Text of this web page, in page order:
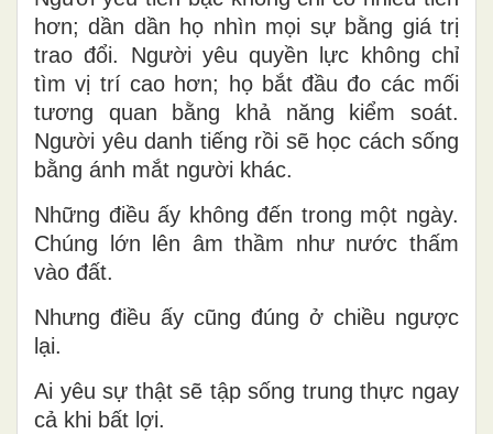
hơn; dần dần họ nhìn mọi sự bằng giá trị
trao đổi. Người yêu quyền lực không chỉ
tìm vị trí cao hơn; họ bắt đầu đo các mối
tương quan bằng khả năng kiểm soát.
Người yêu danh tiếng rồi sẽ học cách sống
bằng ánh mắt người khác.
Những điều ấy không đến trong một ngày.
Chúng lớn lên âm thầm như nước thấm
vào đất.
Nhưng điều ấy cũng đúng ở chiều ngược
lại.
Ai yêu sự thật sẽ tập sống trung thực ngay
cả khi bất lợi.